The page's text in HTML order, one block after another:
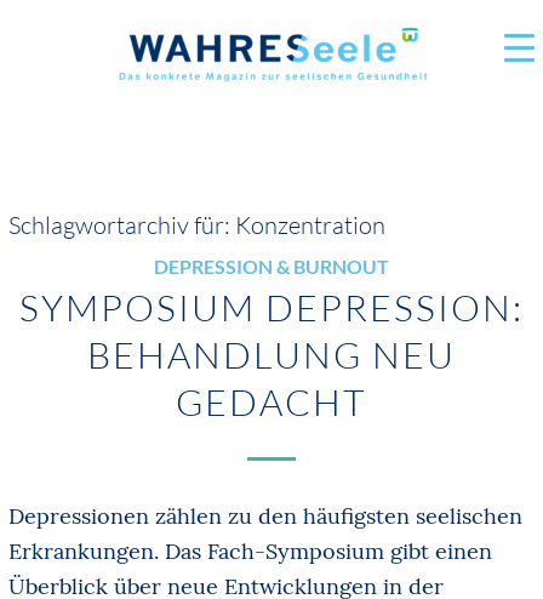
Schlagwortarchiv für: Konzentration
DEPRESSION & BURNOUT
SYMPOSIUM DEPRESSION:
BEHANDLUNG NEU
GEDACHT
Depressionen zählen zu den häufigsten seelischen
Erkrankungen. Das Fach-Symposium gibt einen
Überblick über neue Entwicklungen in der